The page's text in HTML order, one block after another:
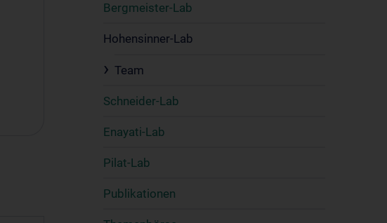
Bergmeister-Lab
Hohensinner-Lab
Team
Schneider-Lab
Enayati-Lab
Pilat-Lab
Publikationen